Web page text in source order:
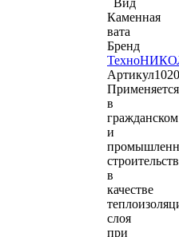
Каменная
вата
Бренд
Артикул
Применяется
в
гражданском
и
в
качестве
слоя
при